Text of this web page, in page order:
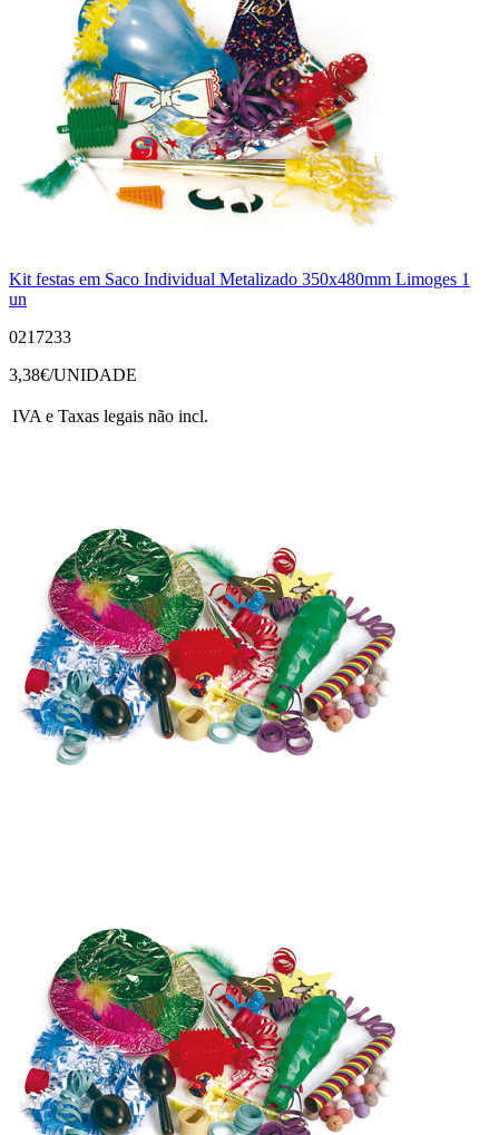
Kit festas em Saco Individual Metalizado 350x480mm Limoges 1
un
0217233
3,38€/UNIDADE
IVA e Taxas legais não incl.